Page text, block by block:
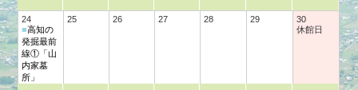
24
■高知の
発掘最前
線①「山
内家墓
所」
25 26 27 28 29
30
休館日